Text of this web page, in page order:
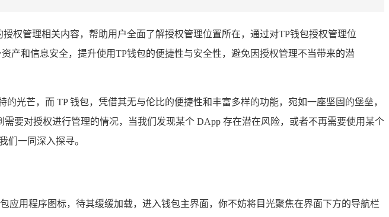
权管理相关内容，帮助用户全面了解授权管理位置所在，通过对TP钱包授权管理位
产和信息安全，提升使用TP钱包的便捷性与安全性，避免因授权管理不当带来的潜
光芒，而 TP 钱包，凭借其无与伦比的便捷性和丰富多样的功能，宛如一座坚固的堡垒，
要对授权进行管理的情况，当我们发现某个 DApp 存在潜在风险，或者不再需要使用某个
们一同深入探寻。
应用程序图标，待其缓缓加载，进入钱包主界面，你不妨将目光聚焦在界面下方的导航栏